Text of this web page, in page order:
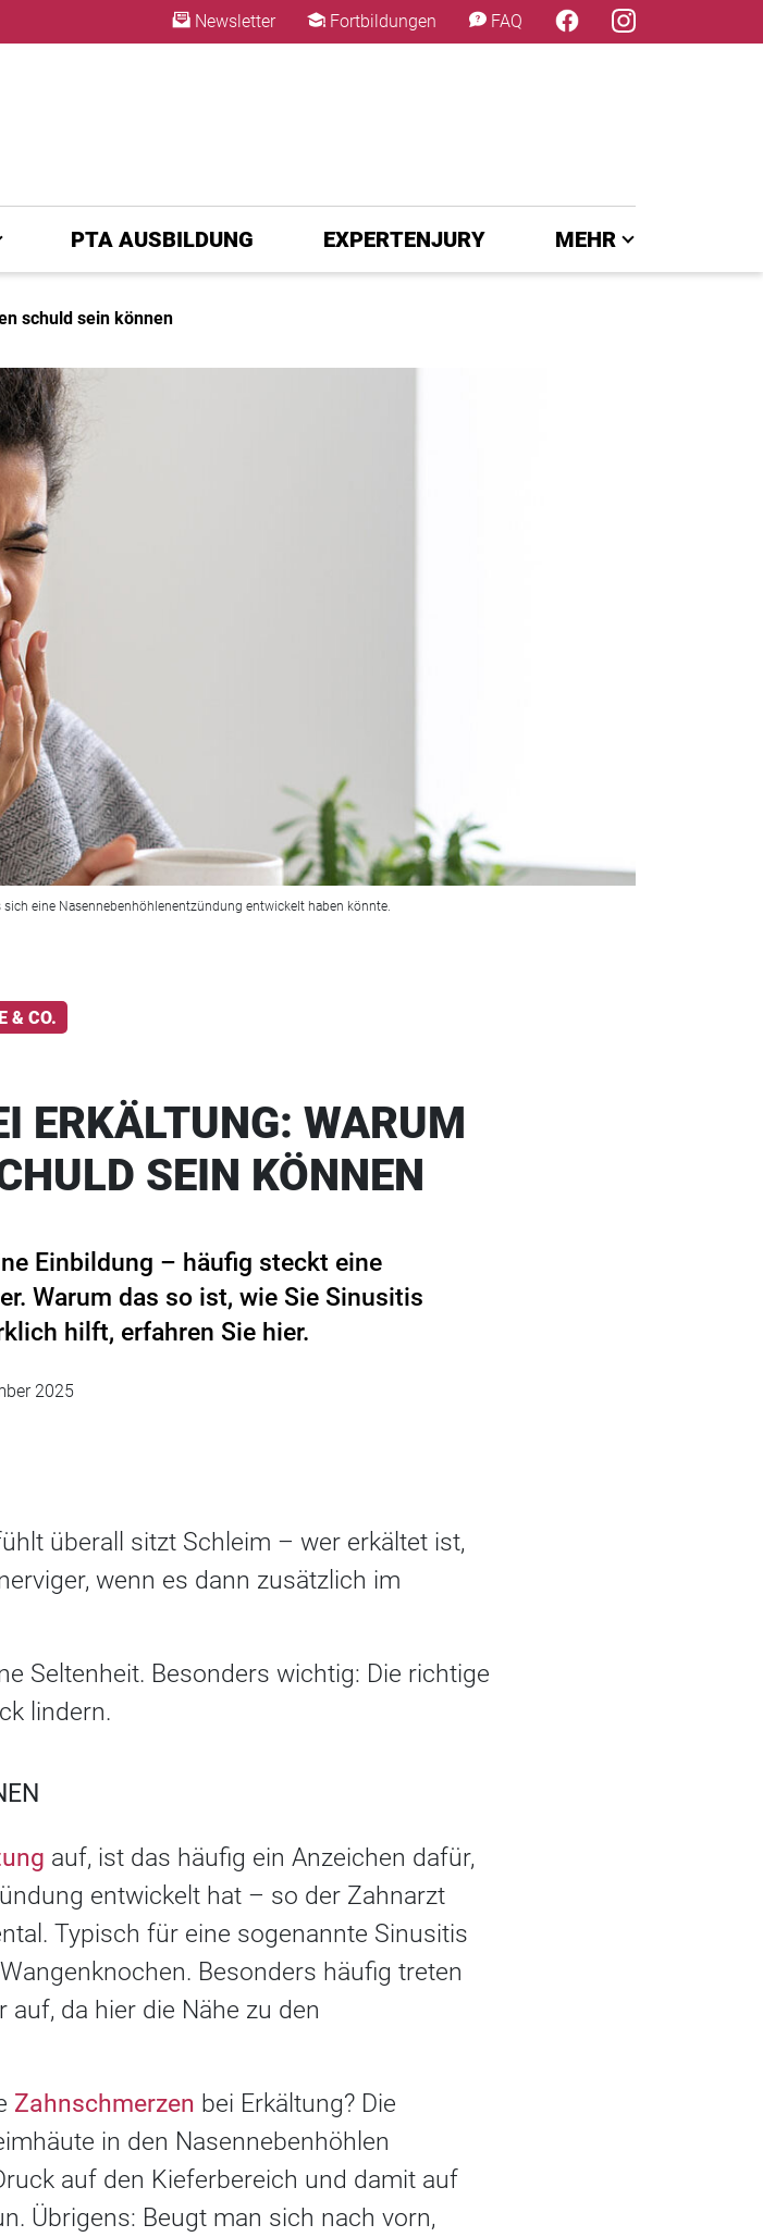
Newsletter Fortbildungen FAQ
PTA AUSBILDUNG EXPERTENJURY MEHR
schuld sein können
eine Nasennebenhöhlenentzündung entwickelt haben könnte.
& CO.
ERKÄLTUNG: WARUM
SEIN KÖNNEN
Einbildung – häufig steckt eine
Warum das so ist, wie Sie Sinusitis
hilft, erfahren Sie hier.
2025
überall sitzt Schleim – wer erkältet ist,
wenn es dann zusätzlich im
Seltenheit. Besonders wichtig: Die richtige
lindern.
auf, ist das häufig ein Anzeichen dafür,
entwickelt hat – so der Zahnarzt
Typisch für eine sogenannte Sinusitis
Besonders häufig treten
da hier die Nähe zu den
Zahnschmerzen bei Erkältung? Die
in den Nasennebenhöhlen
auf den Kieferbereich und damit auf
Übrigens: Beugt man sich nach vorn,
×